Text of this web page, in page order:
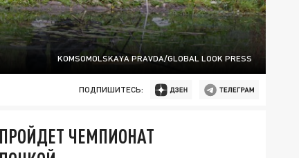
KOMSOMOLSKAYA PRAVDA/GLOBAL LOOK PRESS
ПОДПИШИТЕСЬ:
ЧЕМПИОНАТ